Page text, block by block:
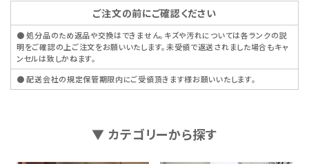
ご注文の前にご確認ください
● 処分品のため返品や交換はできません。キズや汚れについては各ランクの説
明をご確認の上ご注文をお願いいたします。未受領で返送されました場合もキャ
ンセルは致しかねます。
● 配送会社の規定保管期限内にご受領頂きます様お願いいたします。
▼ カテゴリーから探す